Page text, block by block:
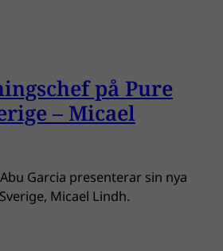
på Pure
– Micael
Garcia presenterar sin nya
Micael Lindh.